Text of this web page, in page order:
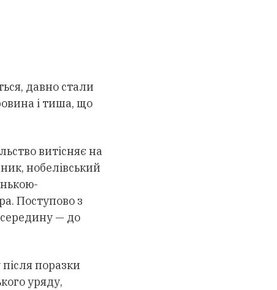
давно стали
і тиша, що
витісняє на
нобелівський
Поступово з
— до
поразки
уряду,